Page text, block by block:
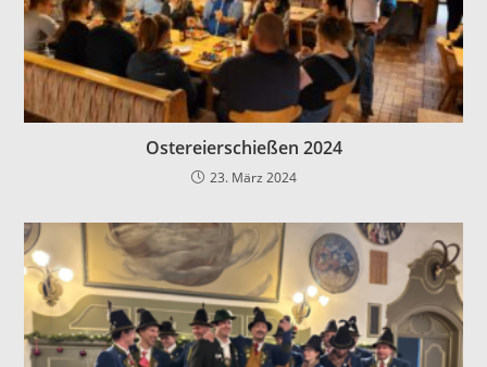
Ostereierschießen 2024
23. März 2024